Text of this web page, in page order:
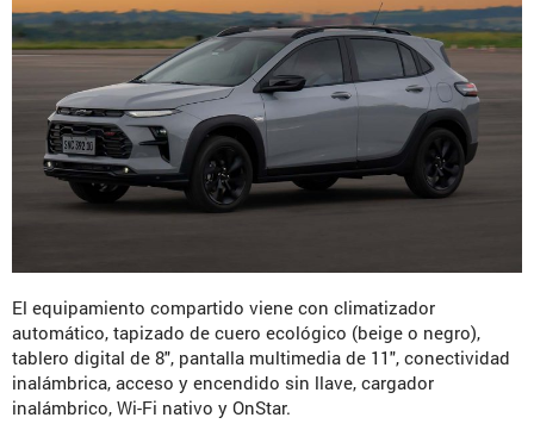
El equipamiento compartido viene con climatizador
automático, tapizado de cuero ecológico (beige o negro),
tablero digital de 8″, pantalla multimedia de 11″, conectividad
inalámbrica, acceso y encendido sin llave, cargador
inalámbrico, Wi-Fi nativo y OnStar.